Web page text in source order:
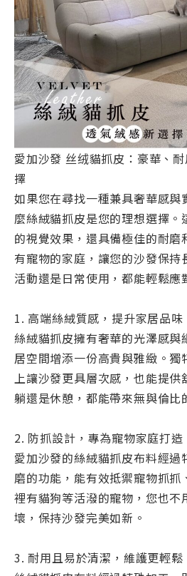
愛加沙發 丝绒貓抓皮：豪華、
擇
如果您在尋找一種兼具奢華感與
麼絲絨貓抓皮是您的理想選擇。
的視覺效果，還具備極佳的耐磨
有寵物的家庭，讓您的沙發保持
活動還是日常使用，都能輕鬆應
1. 高端絲絨質感，提升家居品味
絲絨貓抓皮擁有奢華的光澤感與
居空間增添一份高貴與雅緻。獨
上讓沙發更具層次感，也能提
躺還是休憩，都能帶來無與倫比
2. 防抓設計，專為寵物家庭打造
愛加沙發的絲絨貓抓皮布料經過
磨的功能，能有效抵禦寵物抓抓
裡有貓狗等活潑的寵物，您也不
壞，保持沙發完美如新。
3. 耐用且易於清潔，維護更輕鬆